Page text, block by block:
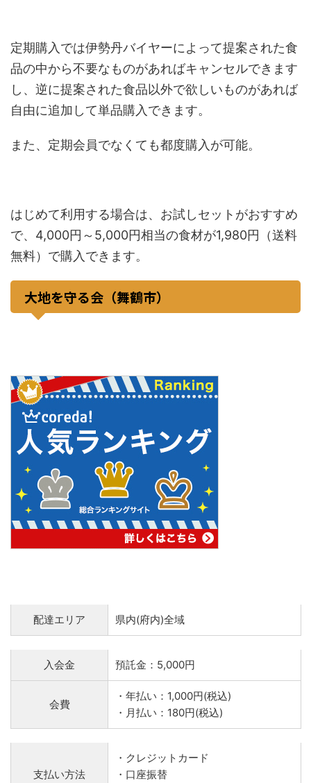
定期購入では伊勢丹バイヤーによって提案された食
品の中から不要なものがあればキャンセルできます
し、逆に提案された食品以外で欲しいものがあれば
自由に追加して単品購入できます。
また、定期会員でなくても都度購入が可能。
はじめて利用する場合は、お試しセットがおすすめ
で、4,000円～5,000円相当の食材が1,980円（送料
無料）で購入できます。
大地を守る会（舞鶴市）
配達エリア 県内(府内)全域
入会金 預託金：5,000円
会費
・年払い：1,000円(税込)
・月払い：180円(税込)
支払い方法
・クレジットカード
・口座振替